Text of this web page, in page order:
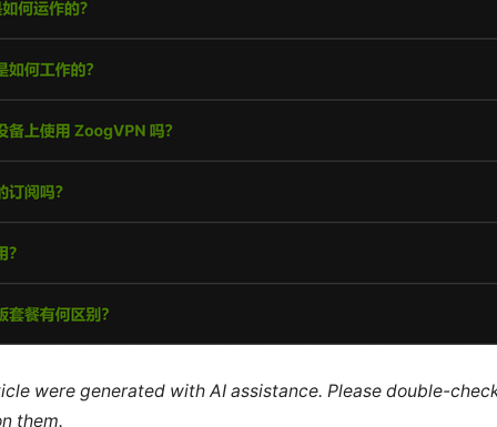
were generated with AI assistance. Please double-
them.